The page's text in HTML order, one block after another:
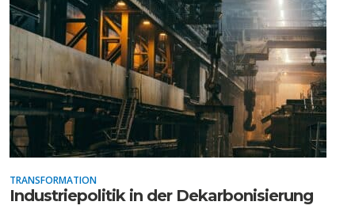
INDUSTRIEPOLITIK
ENERGIE & UMWELT
TRANSFORMATION
Industriepolitik in der Dekarbonisierung